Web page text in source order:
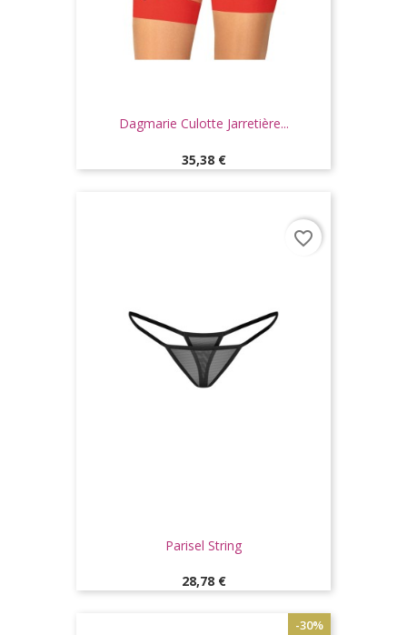
Dagmarie Culotte Jarretière...
Prix
35,38 €
Parisel String
Prix
28,78 €
favorite_border
-30%